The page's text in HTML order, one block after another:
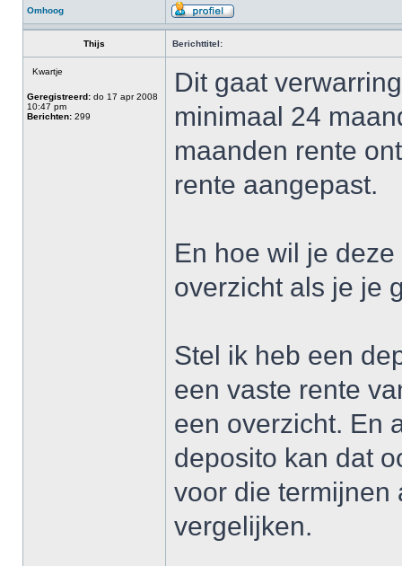
Omhoog
Thijs Berichttitel:
Kwartje
Geregistreerd: do 17 apr 2008
10:47 pm
Berichten: 299
Dit gaat
minimaal 24
maanden rente
rente aangepast.
En hoe wil je
overzicht als je je
Stel ik heb een
een vaste rente
een overzicht. En
deposito kan dat
voor die termijnen
vergelijken.